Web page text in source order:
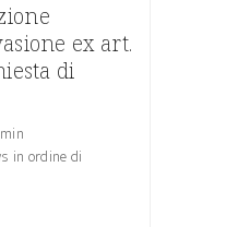
ex art.
di
in ordine di